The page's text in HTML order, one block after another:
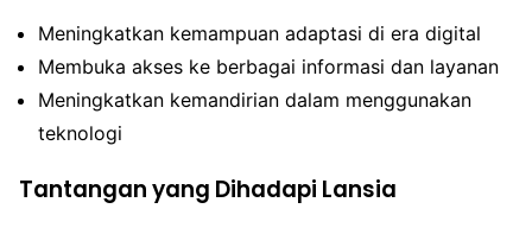
Meningkatkan kemampuan adaptasi di era digital
Membuka akses ke berbagai informasi dan layanan
Meningkatkan kemandirian dalam menggunakan
teknologi
Tantangan yang Dihadapi Lansia